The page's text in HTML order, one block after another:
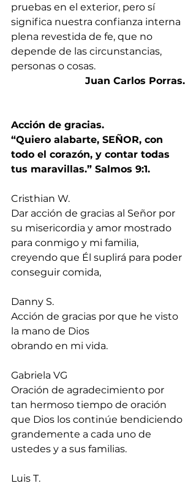
pruebas en el exterior, pero sí
significa nuestra confianza interna
plena revestida de fe, que no
depende de las circunstancias,
personas o cosas.
Juan Carlos Porras.
Acción de gracias.
“Quiero alabarte, SEÑOR, con
todo el corazón, y contar todas
tus maravillas.” Salmos 9:1.
Cristhian W.
Dar acción de gracias al Señor por
su misericordia y amor mostrado
para conmigo y mi familia,
creyendo que Él suplirá para poder
conseguir comida,
Danny S.
Acción de gracias por que he visto
la mano de Dios
obrando en mi vida.
Gabriela VG
Oración de agradecimiento por
tan hermoso tiempo de oración
que Dios los continúe bendiciendo
grandemente a cada uno de
ustedes y a sus familias.
Luis T.